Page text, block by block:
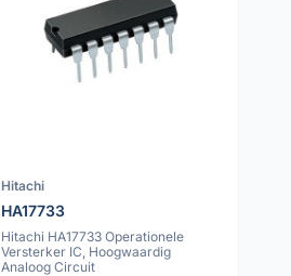
Hitachi
HA17733
Hitachi HA17733 Operationele
Versterker IC, Hoogwaardig
Analoog Circuit